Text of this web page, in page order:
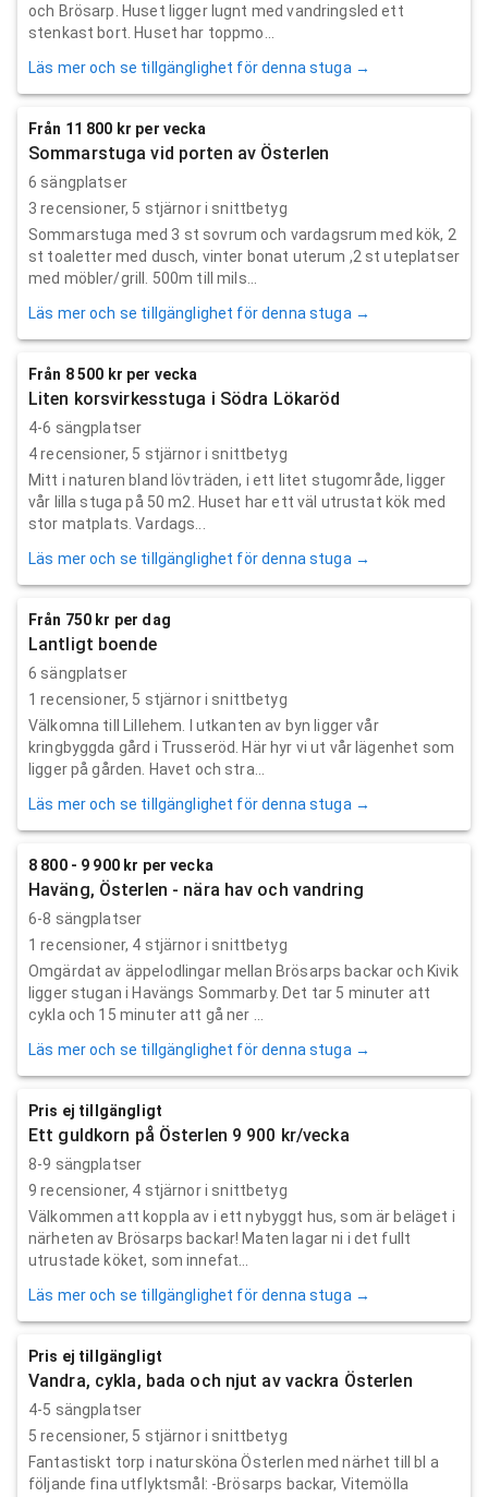
och Brösarp. Huset ligger lugnt med vandringsled ett
stenkast bort. Huset har toppmo...
Läs mer och se tillgänglighet för denna stuga →
Från 11 800 kr per vecka
Sommarstuga vid porten av Österlen
6 sängplatser
3 recensioner, 5 stjärnor i snittbetyg
Sommarstuga med 3 st sovrum och vardagsrum med kök, 2
st toaletter med dusch, vinter bonat uterum ,2 st uteplatser
med möbler/grill. 500m till mils...
Läs mer och se tillgänglighet för denna stuga →
Från 8 500 kr per vecka
Liten korsvirkesstuga i Södra Lökaröd
4-6 sängplatser
4recensioner, 5 stjärnor i snittbetyg
Mitt i naturen bland lövträden, i ett litet stugområde, ligger
vår lilla stuga på 50 m2. Huset har ett väl utrustat kök med
stor matplats. Vardags...
Läs mer och se tillgänglighet för denna stuga →
Från 750 kr per dag
Lantligt boende
6 sängplatser
1 recensioner, 5 stjärnor i snittbetyg
Välkomna till Lillehem. I utkanten av byn ligger vår
kringbyggda gård i Trusseröd. Här hyr vi ut vår lägenhet som
ligger på gården. Havet och stra...
Läs mer och se tillgänglighet för denna stuga →
8 800 - 9 900 kr per vecka
Haväng, Österlen - nära hav och vandring
6-8 sängplatser
1 recensioner, 4 stjärnor i snittbetyg
Omgärdat av äppelodlingar mellan Brösarps backar och Kivik
ligger stugan i Havängs Sommarby. Det tar 5 minuter att
cykla och 15 minuter att gå ner ...
Läs mer och se tillgänglighet för denna stuga →
Pris ej tillgängligt
Ett guldkorn på Österlen 9 900 kr/vecka
8-9 sängplatser
9 recensioner, 4 stjärnor i snittbetyg
Välkommen att koppla av i ett nybyggt hus, som är beläget i
närheten av Brösarps backar! Maten lagar ni i det fullt
utrustade köket, som innefat...
Läs mer och se tillgänglighet för denna stuga →
Pris ej tillgängligt
Vandra, cykla, bada och njut av vackra Österlen
4-5 sängplatser
5 recensioner, 5 stjärnor i snittbetyg
Fantastiskt torp i natursköna Österlen med närhet till bl a
följande fina utflyktsmål: -Brösarps backar, Vitemölla